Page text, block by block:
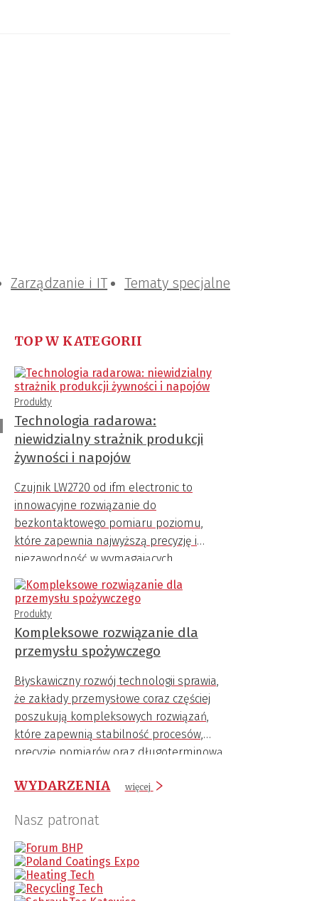
Zarządzanie i IT Tematy specjalne
TOP W KATEGORII
Produkty
Technologia radarowa:
niewidzialny strażnik produkcji
żywności i napojów
Czujnik LW2720 od ifm electronic to
innowacyjne rozwiązanie do
bezkontaktowego pomiaru poziomu,
które zapewnia najwyższą precyzję i
niezawodność w wymagających
warunkach przemysłowych.
Produkty
Kompleksowe rozwiązanie dla
przemysłu spożywczego
Błyskawiczny rozwój technologii sprawia,
że zakłady przemysłowe coraz częściej
poszukują kompleksowych rozwiązań,
które zapewnią stabilność procesów,
precyzję pomiarów oraz długoterminową
WYDARZENIA więcej
Nasz patronat